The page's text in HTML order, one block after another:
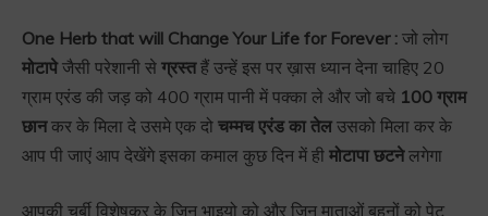
One Herb that will Change Your Life for Forever : जो लोग
मोटापेजैसी परेशानी से ग्रस्तहैं उन्हें इस पर ख़ास ध्यान देना चाहिए 20
ग्राम एरंड की जड़ को 400 ग्राम पानी में पक्का ले और जो बचे 100 ग्राम
छानकर के मिला दे उसमे एक दो चम्मच एरंड का तेल उसको मिला कर के
आप पी जाएं आप देखेंगे इसका कमाल कुछ दिन में ही मोटापा छटनेलगेगा
आपकी चर्बी विशेषकर के जिन भाइयो को और जिन माताओं बहनों को पेट